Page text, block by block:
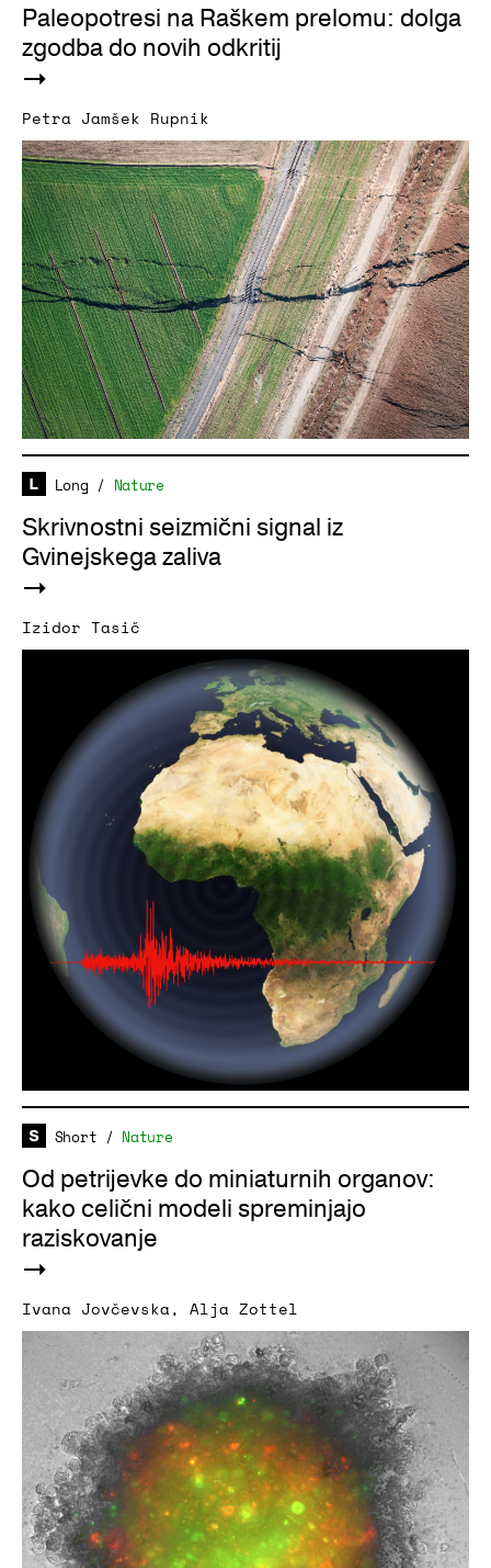
Paleopotresi na Raškem prelomu: dolga
zgodba do novih odkritij
Petra Jamšek Rupnik
Long / Nature
Skrivnostni seizmični signal iz
Gvinejskega zaliva
Izidor Tasič
Short / Nature
Od petrijevke do miniaturnih organov:
kako celični modeli spreminjajo
raziskovanje
Ivana Jovčevska, Alja Zottel